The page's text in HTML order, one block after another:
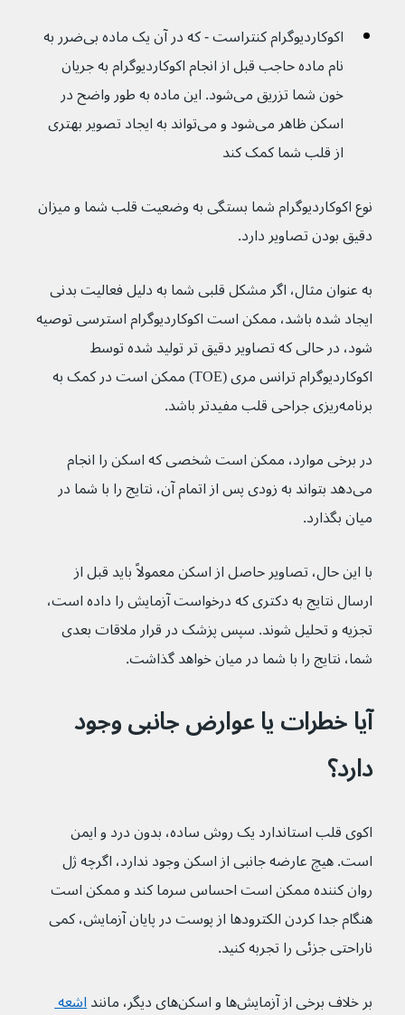
اکوکاردیوگرام کنتراست - که در آن یک ماده بی‌ضرر به
نام ماده حاجب قبل از انجام اکوکاردیوگرام به جریان
خون شما تزریق می‌شود. این ماده به طور واضح در
اسکن ظاهر می‌شود و می‌تواند به ایجاد تصویر بهتری
از قلب شما کمک کند
نوع اکوکاردیوگرام شما بستگی به وضعیت قلب شما و میزان
دقیق بودن تصاویر دارد.
به عنوان مثال، اگر مشکل قلبی شما به دلیل فعالیت بدنی
ایجاد شده باشد، ممکن است اکوکاردیوگرام استرسی توصیه
شود، در حالی که تصاویر دقیق تر تولید شده توسط
اکوکاردیوگرام ترانس مری (TOE) ممکن است در کمک به
برنامه‌ریزی جراحی قلب مفیدتر باشد.
در برخی موارد، ممکن است شخصی که اسکن را انجام
می‌دهد بتواند به زودی پس از اتمام آن، نتایج را با شما در
میان بگذارد.
با این حال، تصاویر حاصل از اسکن معمولاً باید قبل از
ارسال نتایج به دکتری که درخواست آزمایش را داده است،
تجزیه و تحلیل شوند. سپس پزشک در قرار ملاقات بعدی
شما، نتایج را با شما در میان خواهد گذاشت.
آیا خطرات یا عوارض جانبی وجود
دارد؟
اکوی قلب استاندارد یک روش ساده، بدون درد و ایمن
است. هیچ عارضه جانبی از اسکن وجود ندارد، اگرچه ژل
روان کننده ممکن است احساس سرما کند و ممکن است
هنگام جدا کردن الکترودها از پوست در پایان آزمایش، کمی
ناراحتی جزئی را تجربه کنید.
بر خلاف برخی از آزمایش‌ها و اسکن‌های دیگر، مانند
اشعه